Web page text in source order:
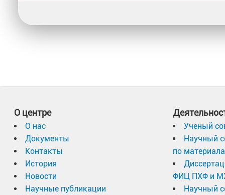
О центре
О нас
Документы
Контакты
История
Новости
Научные публикации
Ученый
Научный
по
ФИЦ ПХФ и
Научный